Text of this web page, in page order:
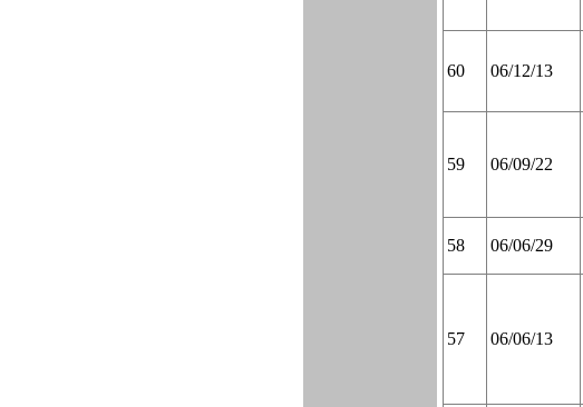
60 06/12/13
59 06/09/22
58 06/06/29
57 06/06/13